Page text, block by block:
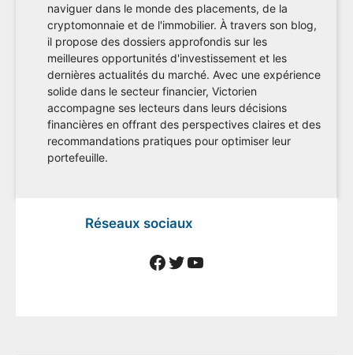
naviguer dans le monde des placements, de la
cryptomonnaie et de l'immobilier. À travers son blog,
il propose des dossiers approfondis sur les
meilleures opportunités d'investissement et les
dernières actualités du marché. Avec une expérience
solide dans le secteur financier, Victorien
accompagne ses lecteurs dans leurs décisions
financières en offrant des perspectives claires et des
recommandations pratiques pour optimiser leur
portefeuille.
Réseaux sociaux
Facebook
Twitter
YouTube